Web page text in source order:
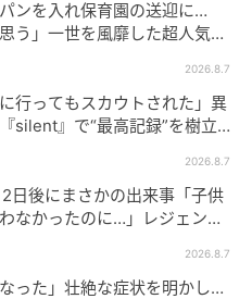
ンを入れ保育園の送迎に…
う」一世を風靡した超人気タ
2026.8.7
行ってもスカウトされた」異
silent』で“最高記録”を樹立し
2026.8.7
日後にまさかの出来事「子供
なかったのに…」レジェンド
2026.8.7
った」壮絶な症状を明かし…